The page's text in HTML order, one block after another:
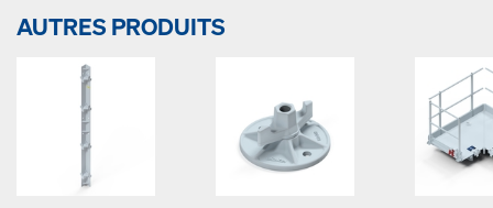
AUTRES PRODUITS